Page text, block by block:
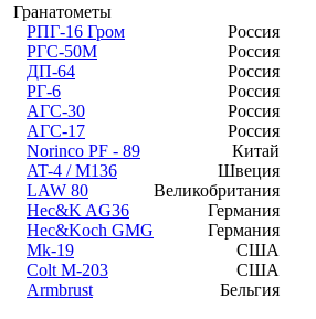
Гранатометы
РПГ-16 Гром
Россия
РГС-50М
Россия
ДП-64
Россия
РГ-6
Россия
АГС-30
Россия
АГС-17
Россия
Norinco PF - 89
Китай
AT-4 / M136
Швеция
LAW 80
Великобритания
Hec&K AG36
Германия
Hec&Koch GMG
Германия
Mk-19
США
Colt M-203
США
Armbrust
Бельгия